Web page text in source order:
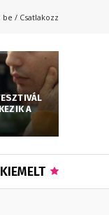
be / Csatlakozz
A
KIEMELT